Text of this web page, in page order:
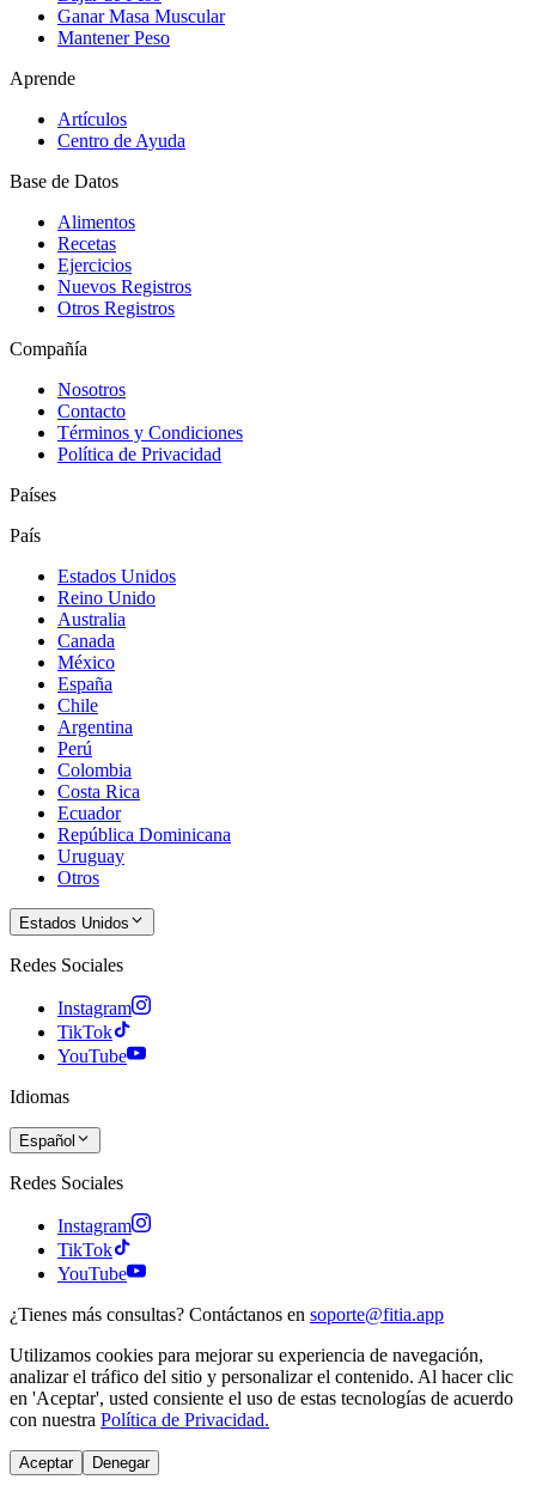
Ganar Masa Muscular
Mantener Peso
Aprende
Artículos
Centro de Ayuda
Base de Datos
Alimentos
Recetas
Ejercicios
Nuevos Registros
Otros Registros
Compañía
Nosotros
Contacto
Términos y Condiciones
Política de Privacidad
Países
País
Estados Unidos
Reino Unido
Australia
Canada
México
España
Chile
Argentina
Perú
Colombia
Costa Rica
Ecuador
República Dominicana
Uruguay
Otros
Estados Unidos
Redes Sociales
Instagram
TikTok
YouTube
Idiomas
Español
Redes Sociales
Instagram
TikTok
YouTube
¿Tienes más consultas? Contáctanos en soporte@fitia.app
Utilizamos cookies para mejorar su experiencia de navegación,
analizar el tráfico del sitio y personalizar el contenido. Al hacer clic
en 'Aceptar', usted consiente el uso de estas tecnologías de acuerdo
con nuestra Política de Privacidad.
Aceptar Denegar